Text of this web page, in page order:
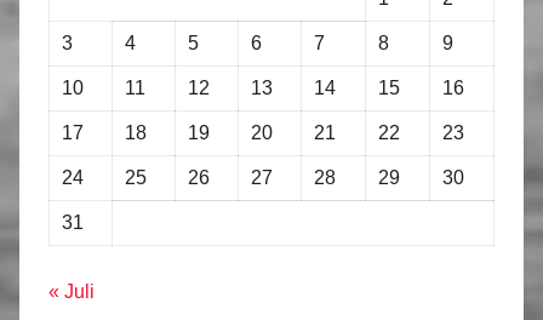
3 4 5 6 7 8 9
10 11 12 13 14 15 16
17 18 19 20 21 22 23
24 25 26 27 28 29 30
31
« Juli